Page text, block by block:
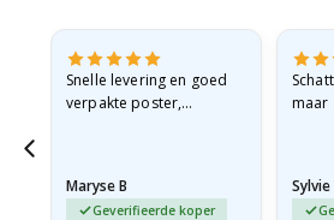
Snelle levering en goed
verpakte poster,
Maryse B
Geverifieerde koper
maar
Sylvie